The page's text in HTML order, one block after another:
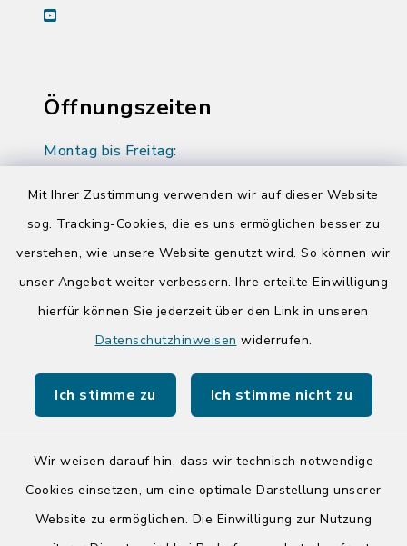
Mit Ihrer Zustimmung verwenden wir auf dieser Website
sog. Tracking-Cookies, die es uns ermöglichen besser zu
verstehen, wie unsere Website genutzt wird. So können wir
unser Angebot weiter verbessern. Ihre erteilte Einwilligung
hierfür können Sie jederzeit über den Link in unseren
Datenschutzhinweisen widerrufen.
Ich stimme zu Ich stimme nicht zu
Wir weisen darauf hin, dass wir technisch notwendige
Cookies einsetzen, um eine optimale Darstellung unserer
Website zu ermöglichen. Die Einwilligung zur Nutzung
youtube
Öffnungszeiten
Montag bis Freitag:
Donnerstag zusätzlich:
14:00-17:00 Uhr
Quicklinks
Tourist-Info der Stadt Bad Segeberg